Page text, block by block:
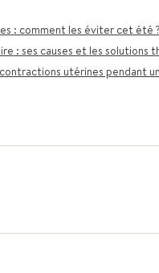
: comment les éviter cet été ?
: ses causes et les solutions
utérines pendant